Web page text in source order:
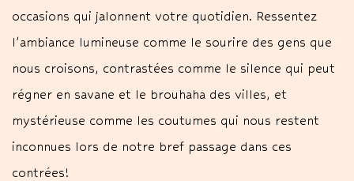
occasions qui jalonnent votre quotidien. Ressentez
l’ambiance lumineuse comme le sourire des gens que
nous croisons, contrastées comme le silence qui peut
régner en savane et le brouhaha des villes, et
mystérieuse comme les coutumes qui nous restent
inconnues lors de notre bref passage dans ces
contrées!